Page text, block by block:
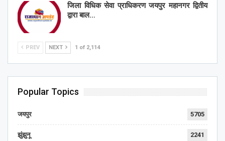
जिला विधिक सेवा प्राधिकरण जयपुर महानगर द्वितीय
द्वारा बाल…
PREV NEXT 1 of 2,114
Popular Topics
जयपुर 5705
झुंझुनू 2241